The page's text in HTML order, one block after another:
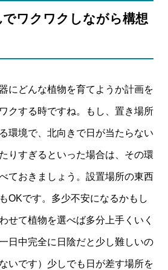
ワクワクしながら構想
にどんな植物を育てようか計画を
クする時ですね。もし、置き場所
環境で、北向きで日が当たらない
りすぎるといった場合は、その環
ておきましょう。設置場所の東西
OKです。多少不安になるかもし
せて植物を選べば多分上手くいく
日中完全に日陰だと少し難しいの
いです）少しでも日が差す場所を